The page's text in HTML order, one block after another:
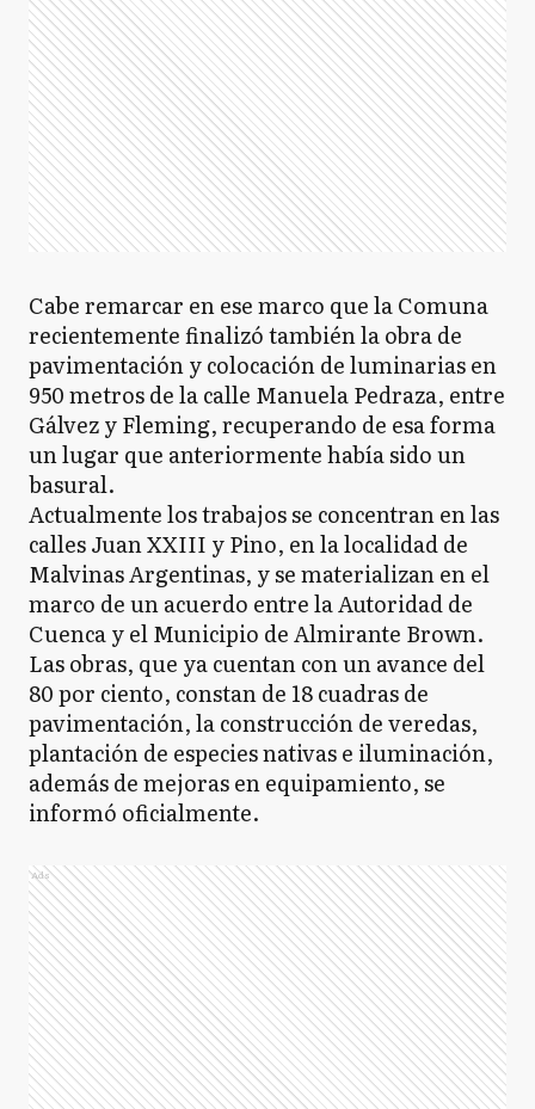
Cabe remarcar en ese marco que la Comuna
recientemente finalizó también la obra de
pavimentación y colocación de luminarias en
950 metros de la calle Manuela Pedraza, entre
Gálvez y Fleming, recuperando de esa forma
un lugar que anteriormente había sido un
basural.
Actualmente los trabajos se concentran en las
calles Juan XXIII y Pino, en la localidad de
Malvinas Argentinas, y se materializan en el
marco de un acuerdo entre la Autoridad de
Cuenca y el Municipio de Almirante Brown.
Las obras, que ya cuentan con un avance del
80 por ciento, constan de 18 cuadras de
pavimentación, la construcción de veredas,
plantación de especies nativas e iluminación,
además de mejoras en equipamiento, se
informó oficialmente.
Ads